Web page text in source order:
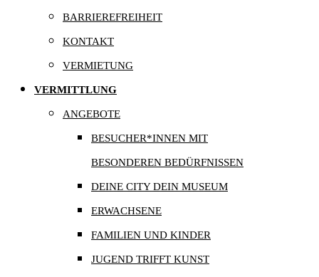
BARRIEREFREIHEIT
KONTAKT
VERMIETUNG
VERMITTLUNG
ANGEBOTE
BESUCHER*INNEN MIT
BESONDEREN BEDÜRFNISSEN
DEINE CITY DEIN MUSEUM
ERWACHSENE
FAMILIEN UND KINDER
JUGEND TRIFFT KUNST